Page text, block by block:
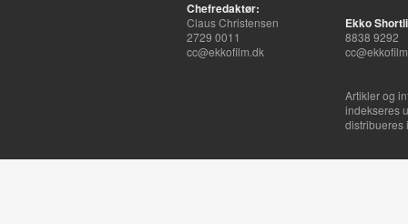
Chefredaktør:
Claus Christensen
2729 0011
cc@ekkofilm.dk
Ekko
8838 9292
Artikler og
indekseres
distribueres